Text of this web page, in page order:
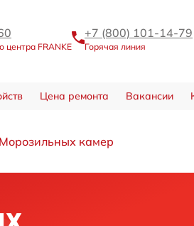
центра FRANKE
+7 (800) 101-14-79
Горячая линия
Цена ремонта Вакансии
камер